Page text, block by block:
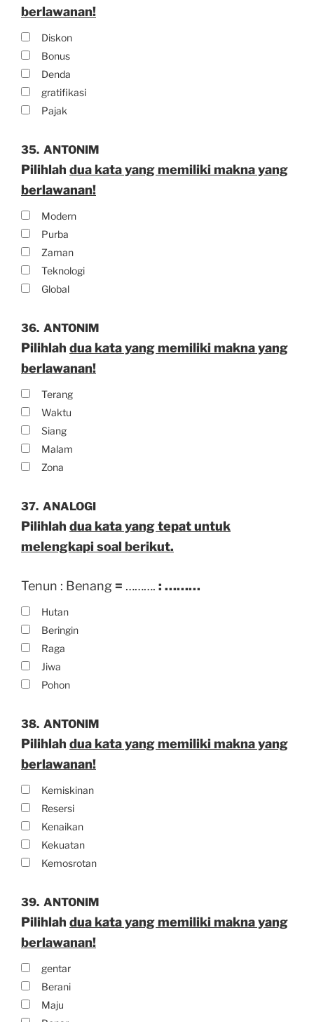
berlawanan!
Diskon
Bonus
Denda
gratifikasi
Pajak
35. ANTONIM
Pilihlah dua kata yang memiliki makna yang
berlawanan!
Modern
Purba
Zaman
Teknologi
Global
36. ANTONIM
Pilihlah dua kata yang memiliki makna yang
berlawanan!
Terang
Waktu
Siang
Malam
Zona
37. ANALOGI
Pilihlah dua kata yang tepat untuk
melengkapi soal berikut.
Tenun : Benang= ………. : ………
Hutan
Beringin
Raga
Jiwa
Pohon
38. ANTONIM
Pilihlah dua kata yang memiliki makna yang
berlawanan!
Kemiskinan
Resersi
Kenaikan
Kekuatan
Kemosrotan
39. ANTONIM
Pilihlah dua kata yang memiliki makna yang
berlawanan!
gentar
Berani
Maju